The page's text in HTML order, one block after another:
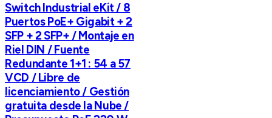
Switch Industrial eKit / 8
Puertos PoE+ Gigabit + 2
SFP + 2 SFP+ / Montaje en
Riel DIN / Fuente
Redundante 1+1 : 54 a 57
VCD / Libre de
licenciamiento / Gestión
gratuita desde la Nube /